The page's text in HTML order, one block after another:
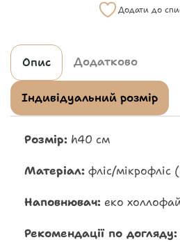
Додати до
Опис Додатково
Індивідуальний розмір
Розмір: h40 см
Матеріал: фліс/мікрофліс
Наповнювач: еко
Рекомендації по догляду: